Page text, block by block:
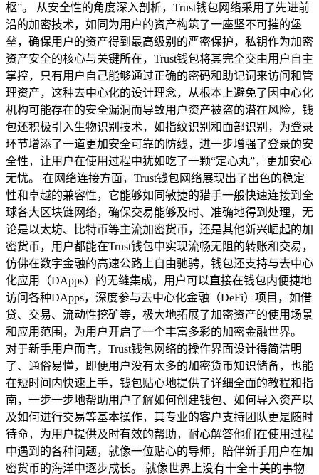
枢”。 从安全性的角度深入剖析，Trust钱包网络采用了先进前
沿的加密技术，如同为用户的资产构筑了一座坚不可摧的堡
垒，确保用户的资产得到最高级别的严密保护，私钥作为加密
资产安全的核心与关键所在，Trust钱包将其完全交由用户自主
掌控，只有用户自己能够通过正确的密码和助记词来访问和管
理资产，这种去中心化的设计理念，从根本上避免了因中心化
机构可能存在的安全漏洞而导致用户资产被盗的潜在风险，钱
包还积极引入生物识别技术，如指纹识别和面部识别，为登录
环节增添了一道更加安全可靠的防线，进一步增强了登录的安
全性，让用户在使用过程中犹如吃了一颗“定心丸”，更加安心
无忧。 在网络连接方面，Trust钱包网络展现出了出色的稳定
性和卓越的兼容性，它能够如同敏捷的猎手一般快速连接到全
球各大区块链网络，确保交易能够及时、准确地得到处理，无
论是以太坊、比特币等主流加密货币，还是其他新兴崛起的加
密货币，用户都能在Trust钱包中实现流畅无阻的转账和交易，
仿佛在数字金融的高速公路上自由驰骋，钱包还支持与去中心
化应用（DApps）的无缝集成，用户可以直接在钱包内便捷地
访问各种DApps，深度参与去中心化金融（DeFi）项目，如借
贷、交易、流动性挖矿等，极大地拓展了加密资产的使用场景
和应用范围，为用户开启了一个丰富多彩的加密金融世界。
对于新手用户而言，Trust钱包网络的操作界面设计得简洁明
了、通俗易懂，即便用户没有太多的加密货币知识储备，也能
在短时间内快速上手，钱包贴心地提供了详细全面的教程和指
南，一步一步地帮助用户了解如何创建钱包、如何导入资产以
及如何进行交易等基本操作，其专业的客户支持团队更是随时
待命，为用户提供及时有效的帮助，耐心解答他们在使用过程
中遇到的各种问题，就像一位贴心的导师，陪伴新手用户在加
密货币的海洋中逐步成长。 就像世界上没有十全十美的事物